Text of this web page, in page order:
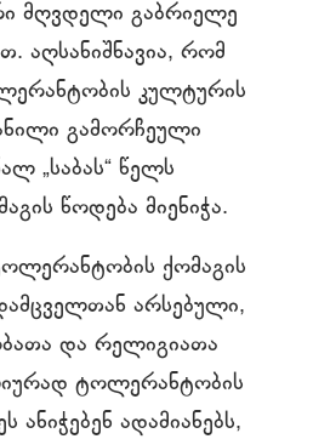
მღვდელი გაბრიელე
აღსანიშნავია, რომ
კულტურის
გამორჩეული
„საბას“ წელს
წოდება მიენიჭა.
ქომაგის
არსებული,
და რელიგიათა
ტოლერანტობის
ადამიანებს,